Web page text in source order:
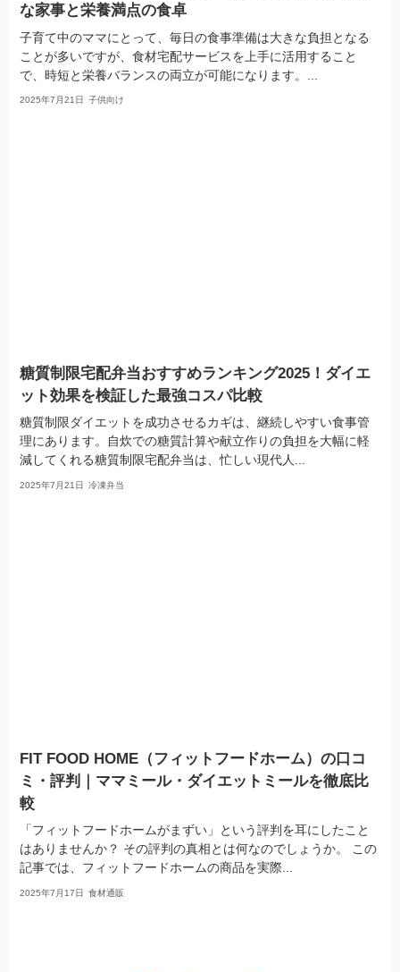
な家事と栄養満点の食卓
子育て中のママにとって、毎日の食事準備は大きな負担となる
ことが多いですが、食材宅配サービスを上手に活用すること
で、時短と栄養バランスの両立が可能になります。...
2025年7月21日 子供向け
糖質制限宅配弁当おすすめランキング2025！ダイエ
ット効果を検証した最強コスパ比較
糖質制限ダイエットを成功させるカギは、継続しやすい食事管
理にあります。自炊での糖質計算や献立作りの負担を大幅に軽
減してくれる糖質制限宅配弁当は、忙しい現代人...
2025年7月21日 冷凍弁当
FIT FOOD HOME（フィットフードホーム）の口コ
ミ・評判｜ママミール・ダイエットミールを徹底比
較
「フィットフードホームがまずい」という評判を耳にしたこと
はありませんか？ その評判の真相とは何なのでしょうか。 この
記事では、フィットフードホームの商品を実際...
2025年7月17日 食材通販